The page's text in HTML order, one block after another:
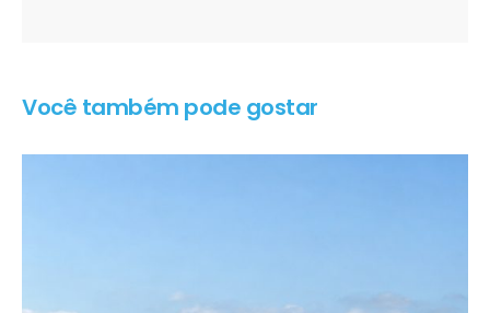
Você também pode gostar